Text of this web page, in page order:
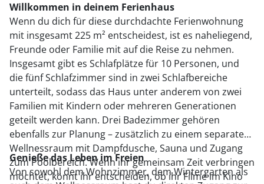
Willkommen in deinem Ferienhaus
Wenn du dich für diese durchdachte Ferienwohnung
mit insgesamt 225 m² entscheidest, ist es naheliegend,
Freunde oder Familie mit auf die Reise zu nehmen.
Insgesamt gibt es Schlafplätze für 10 Personen, und
die fünf Schlafzimmer sind in zwei Schlafbereiche
unterteilt, sodass das Haus unter anderem von zwei
Familien mit Kindern oder mehreren Generationen
geteilt werden kann. Drei Badezimmer gehören
ebenfalls zur Planung – zusätzlich zu einem separaten
Wellnessraum mit Dampfdusche, Sauna und Zugang
zum Poolbereich. Wenn ihr gemeinsam Zeit verbringen
möchtet, könnt ihr entscheiden, ob ihr Filme im Kino
Genieße das Leben im Freien
Von sowohl dem Wohnzimmer, dem Wintergarten als